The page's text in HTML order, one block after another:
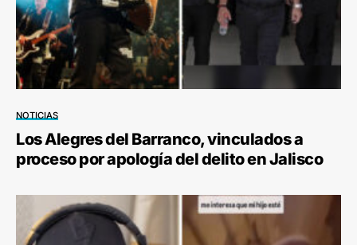
NOTICIAS
Los Alegres del Barranco, vinculados a
proceso por apología del delito en Jalisco